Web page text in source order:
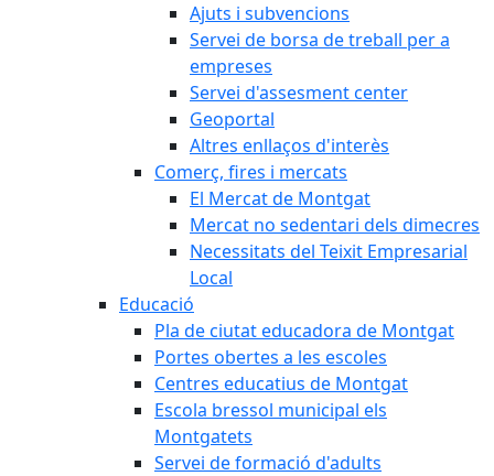
Ajuts i subvencions
Servei de borsa de treball per a
empreses
Servei d'assesment center
Geoportal
Altres enllaços d'interès
Comerç, fires i mercats
El Mercat de Montgat
Mercat no sedentari dels dimecres
Necessitats del Teixit Empresarial
Local
Educació
Pla de ciutat educadora de Montgat
Portes obertes a les escoles
Centres educatius de Montgat
Escola bressol municipal els
Montgatets
Servei de formació d'adults